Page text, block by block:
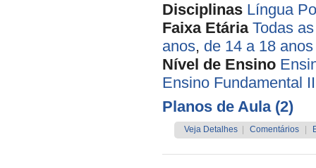
Disciplinas Língua
Faixa Etária Todas
anos, de 14 a 18 anos
Nível de Ensino
Ensino Fundamental II
Planos de Aula (2)
Veja Detalhes Comentários